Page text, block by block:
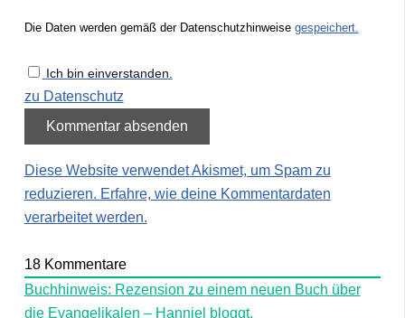
Die Daten werden gemäß der Datenschutzhinweise gespeichert.
Ich bin einverstanden.
zu Datenschutz
Diese Website verwendet Akismet, um Spam zu
reduzieren. Erfahre, wie deine Kommentardaten
verarbeitet werden.
18Kommentare
Buchhinweis: Rezension zu einem neuen Buch über
die Evangelikalen – Hanniel bloggt.